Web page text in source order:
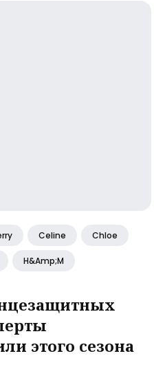
Celine Chloe
H&amp;M
этого сезона